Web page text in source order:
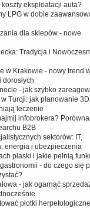
eksploatacji auta?
LPG w dobie
dla sklepów - nowe
Tradycja i
w Krakowie - nowy trend
- jak szybko
w Turcji: jak planowanie
leczenie
infobrokera?
B2B
sektorów: IT,
energia i ubezpieczenia
płaski i jakie pełnią
- do czego się
- jak ogarnąć
płotki